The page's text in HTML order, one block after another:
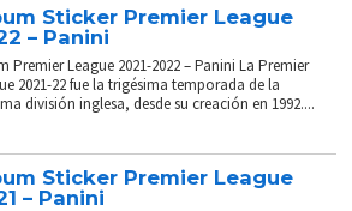
Sticker Premier League
– Panini
Premier League 2021-2022 – Panini La Premier
2021-22 fue la trigésima temporada de la
división inglesa, desde su creación en 1992....
Sticker Premier League
– Panini